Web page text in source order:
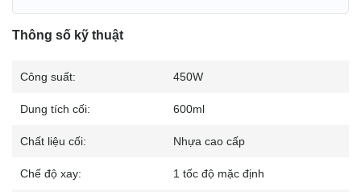
Thông số kỹ thuật
Công suất: 450W
Dung tích cối: 600ml
Chất liệu cối: Nhựa cao cấp
Chế độ xay: 1 tốc độ mặc định